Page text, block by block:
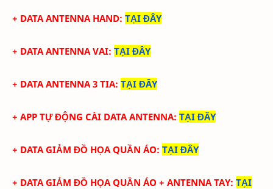
+ DATA ANTENNA HAND: TẠI ĐÂY
+ DATA ANTENNA VAI: TẠI ĐÂY
+ DATA ANTENNA 3 TIA: TẠI ĐÂY
+ APP TỰ ĐỘNG CÀI DATA ANTENNA: TẠI ĐÂY
+ DATA GIẢM ĐỒ HỌA QUẦN ÁO: TẠI ĐÂY
+ DATAGIẢM ĐỒ HỌA QUẦN ÁO + ANTENNA TAY: TẠI